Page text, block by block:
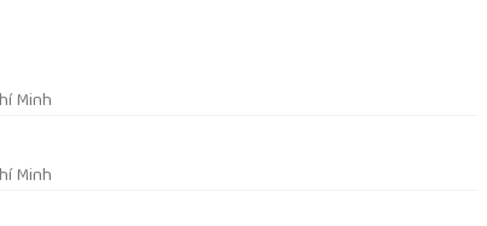
Minh
Minh